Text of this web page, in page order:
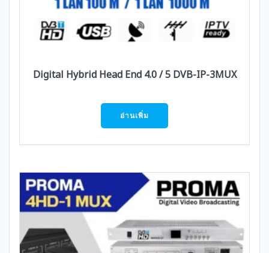
Digital Hybrid Head End 4.0 / 5 DVB-IP-3MUX
อ่านเพิ่ม